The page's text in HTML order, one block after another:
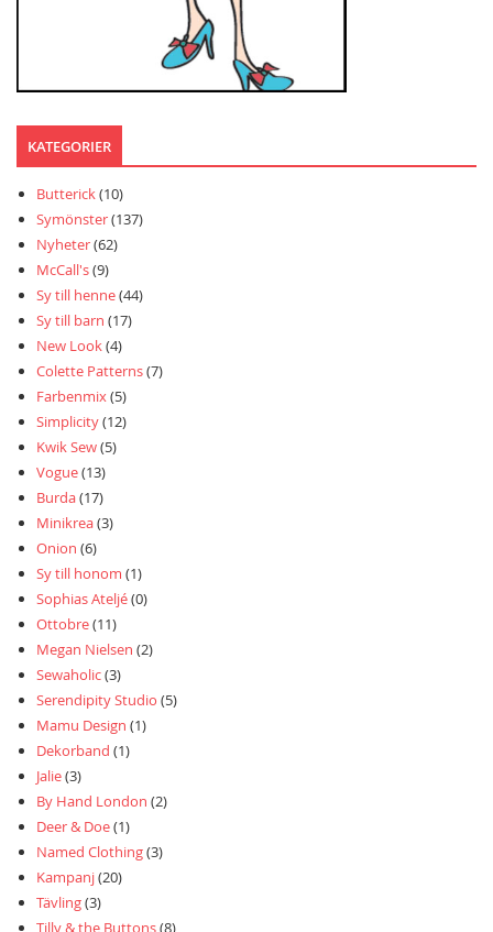
KATEGORIER
Butterick(10)
Symönster(137)
Nyheter(62)
McCall's(9)
Sy till henne(44)
Sy till barn (17)
New Look(4)
Colette Patterns(7)
Farbenmix(5)
Simplicity(12)
Kwik Sew(5)
Vogue(13)
Burda(17)
Minikrea(3)
Onion (6)
Sy till honom (1)
Sophias Ateljé(0)
Ottobre(11)
Megan Nielsen (2)
Sewaholic(3)
Serendipity Studio (5)
Mamu Design (1)
Dekorband (1)
Jalie(3)
By Hand London (2)
Deer & Doe(1)
Named Clothing(3)
Kampanj(20)
Tävling(3)
Tilly & the Buttons(8)